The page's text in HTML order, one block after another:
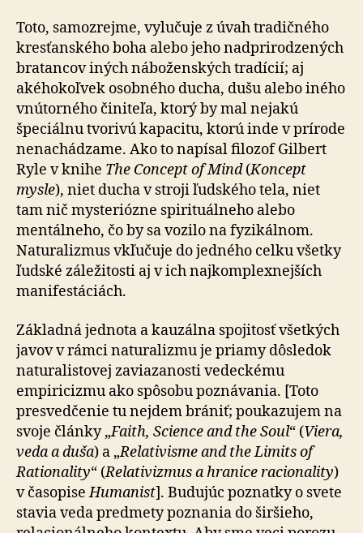
Toto, samozrejme, vylučuje z úvah tradičného
kres­ťan­ské­ho boha alebo jeho nadprirodzených
bratancov iných náboženských tradícií; aj
akéhokoľvek osobného ducha, dušu alebo iného
vnútorného činiteľa, ktorý by mal ne­ja­kú
špeciálnu tvorivú kapacitu, ktorú inde v prírode
ne­na­chá­dza­me. Ako to napísal filozof Gilbert
Ryle v knihe The Concept of Mind(Koncept
mysle), niet ducha v stroji ľud­ské­ho tela, niet
tam nič mysteriózne spirituálneho alebo
mentálneho, čo by sa vozilo na fyzikálnom.
Naturalizmus vkľučuje do jedného celku všetky
ľudské záležitosti aj v ich najkomplexnejších
manifestáciách.
Základná jednota a kauzálna spojitosť všetkých
javov v rámci naturalizmu je priamy dôsledok
naturalistovej zaviazanosti vedeckému
empiricizmu ako spôsobu poz­ná­va­nia. [Toto
presvedčenie tu nejdem brániť; poukazujem na
svoje články „Faith, Science and the Soul“ (Viera,
veda a duša) a „Relativisme and the Limits of
Rationality“ (Re­la­ti­viz­mus a hranice racionality)
v časopiseHumanist]. Bu­du­júc poznatky o svete
stavia veda predmety poznania do širšieho,